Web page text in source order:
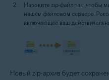
Назовите zip-файл так, чтобы
нашем файловом сервере.
включающее ваш
Новый zip-архив будет